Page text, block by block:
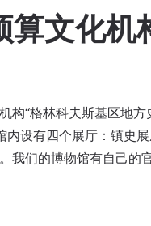
算文化机
构“格林科夫斯基区地
内设有四个展厅：镇史
我们的博物馆有自己的